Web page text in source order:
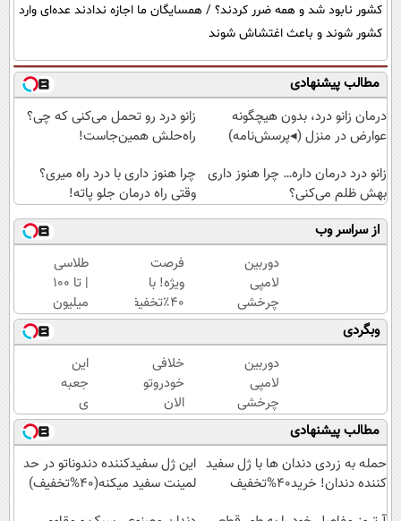
کشور نابود شد و همه ضرر کردند؟ / همسایگان ما اجازه ندادند عده‌ای وارد
کشور شوند و باعث اغتشاش شوند
مطالب پیشنهادی
درمان زانو درد، بدون هیچگونه
عوارض در منزل (◂پرسش‌نامه)
زانو درد رو تحمل می‌کنی که چی؟
راه‌حلش همین‌جاست!
زانو درد درمان داره… چرا هنوز داری
بهش ظلم می‌کنی؟
چرا هنوز داری با درد راه میری؟
وقتی راه درمان جلو پاته!
از سراسر وب
دوربین
لامپی
چرخشی
360
درجه
فقط
امروز
حراج
شد🔥
پرداخت
درب
منزل
فرصت
ویژه! با
40٪تخفیف
دندوناتو
در حد
کامپوزیت
سفید کن
طلاسی
| تا 100
میلیون
وام
آنی
خرید
طلا💰
ثبت
نام
کن!
وبگردی
دوربین
لامپی
چرخشی
360
درجه
فقط
امروز
خلافی
خودروتو
الان
ببین، با
پلاک و
کد
ملی،
این
جعبه
ی
جادویی
خنده
رو رو
لبات
مطالب پیشنهادی
حمله به زردی دندان ها با ژل سفید
کننده دندان! خرید40%تخفیف
این ژل سفیدکننده دندوناتو در حد
لمینت سفید میکنه(40%تخفیف)